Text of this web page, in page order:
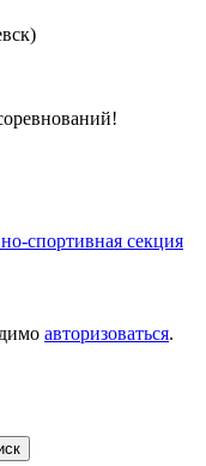
спортивная секция
авторизоваться.